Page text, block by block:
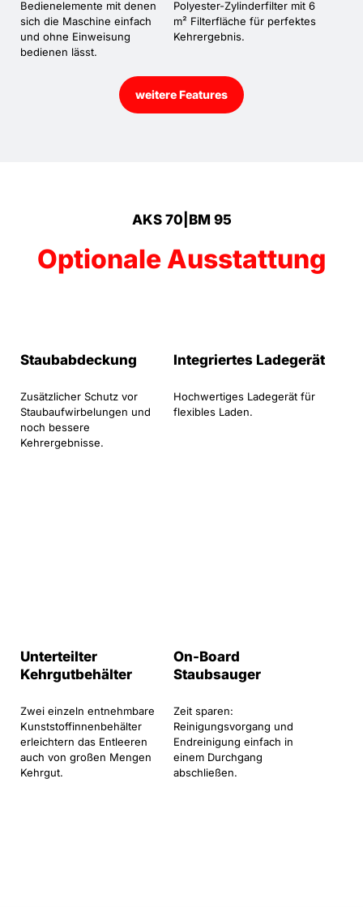
Bedienelemente mit denen
sich die Maschine einfach
und ohne Einweisung
bedienen lässt.
Polyester-Zylinderfilter mit 6
m² Filterfläche für perfektes
Kehrergebnis.
weitere Features
AKS 70|BM 95
Optionale Ausstattung
Staubabdeckung
Zusätzlicher Schutz vor
Staubaufwirbelungen und
noch bessere
Kehrergebnisse.
Integriertes Ladegerät
Hochwertiges Ladegerät für
flexibles Laden.
Unterteilter
Kehrgutbehälter
Zwei einzeln entnehmbare
Kunststoffinnenbehälter
erleichtern das Entleeren
auch von großen Mengen
Kehrgut.
On-Board
Staubsauger
Zeit sparen:
Reinigungsvorgang und
Endreinigung einfach in
einem Durchgang
abschließen.